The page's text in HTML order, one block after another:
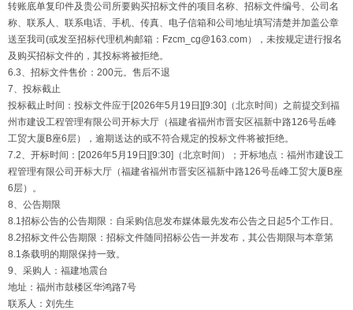
转账底单复印件及贵公司所要购买招标文件的项目名称、招标文件编号、公司名
称、联系人、联系电话、手机、传真、电子信箱和公司地址填写清楚并加盖公章
送至我司(或发至招标代理机构邮箱：Fzcm_cg@163.com），未按规定进行报名
及购买招标文件的，其投标将被拒绝。
6.3、招标文件售价：200元。售后不退
7、投标截止
投标截止时间：投标文件应于[2026年5月19日][9:30]（北京时间）之前提交到福
州市建设工程管理有限公司开标大厅（福建省福州市晋安区福新中路126号岳峰
工贸大厦B座6层），逾期送达的或不符合规定的投标文件将被拒绝。
7.2、开标时间：[2026年5月19日][9:30]（北京时间）；开标地点：福州市建设工
程管理有限公司开标大厅（福建省福州市晋安区福新中路126号岳峰工贸大厦B座
6层）。
8、公告期限
8.1招标公告的公告期限：自采购信息发布媒体最先发布公告之日起5个工作日。
8.2招标文件公告期限：招标文件随同招标公告一并发布，其公告期限与本章第
8.1条载明的期限保持一致。
9、采购人：福建地震台
地址：福州市鼓楼区华鸿路7号
联系人：刘先生